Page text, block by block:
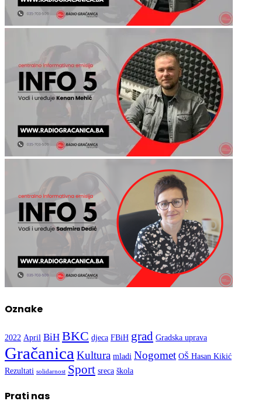
Oznake
2022 April BiH BKC djeca FBiH grad Gradska uprava
Gračanica Kultura mladi Nogomet OŠ Hasan Kikić
Rezultati solidarnost Sport sreca škola
Prati nas